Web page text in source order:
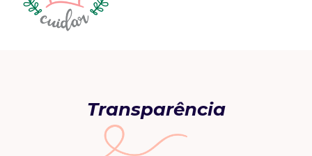
Transparência